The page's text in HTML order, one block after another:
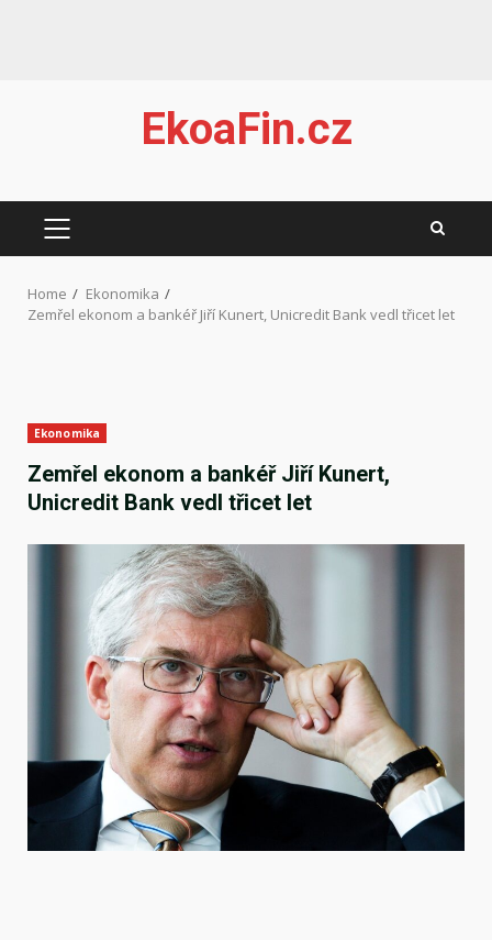
EkoaFin.cz
PRIMARY
Home
Ekonomika
Zemřel ekonom a bankéř Jiří Kunert, Unicredit Bank vedl třicet let
Ekonomika
Zemřel ekonom a bankéř Jiří Kunert,
Unicredit Bank vedl třicet let